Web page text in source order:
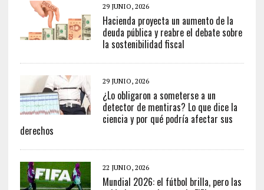
29 JUNIO, 2026
Hacienda proyecta un aumento de la
deuda pública y reabre el debate sobre
la sostenibilidad fiscal
29 JUNIO, 2026
¿Lo obligaron a someterse a un
detector de mentiras? Lo que dice la
ciencia y por qué podría afectar sus
derechos
22 JUNIO, 2026
Mundial 2026: el fútbol brilla, pero las